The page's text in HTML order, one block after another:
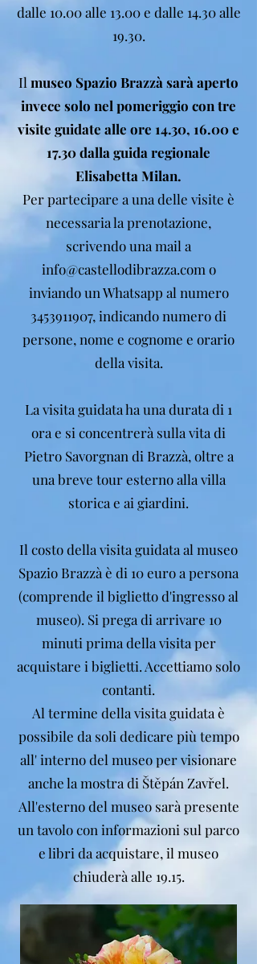
dalle 10.00 alle 13.00 e dalle 14.30 alle
19.30.
Il museo Spazio Brazzà sarà aperto
invece solo nel pomeriggio con tre
visite guidate alle ore 14.30, 16.00 e
17.30 dalla guida regionale
Elisabetta Milan.
Per partecipare a una delle visite è
necessaria la prenotazione,
scrivendo una mail a
info@castellodibrazza.com o
inviando un Whatsapp al numero
3453911907, indicando numero di
persone, nome e cognome e orario
della visita.
La visita guidata ha una durata di 1
ora e si concentrerà sulla vita di
Pietro Savorgnan di Brazzà, oltre a
una breve tour esterno alla villa
storica e ai giardini.
Il costo della visita guidata al museo
Spazio Brazzà è di 10 euro a persona
(comprende il biglietto d'ingresso al
museo). Si prega di arrivare 10
minuti prima della visita per
acquistare i biglietti. Accettiamo solo
contanti.
Al termine della visita guidata è
possibile da soli dedicare più tempo
all' interno del museo per visionare
anche la mostra di Štěpán Zavřel.
All'esterno del museo sarà presente
un tavolo con informazioni sul parco
e libri da acquistare, il museo
chiuderà alle 19.15.